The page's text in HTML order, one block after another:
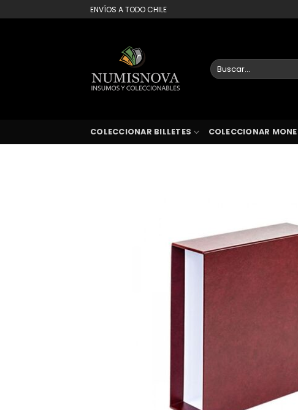
al
ENVÍOS A TODO CHILE
Buscar
por:
COLECCIONAR BILLETES COLECCIONAR